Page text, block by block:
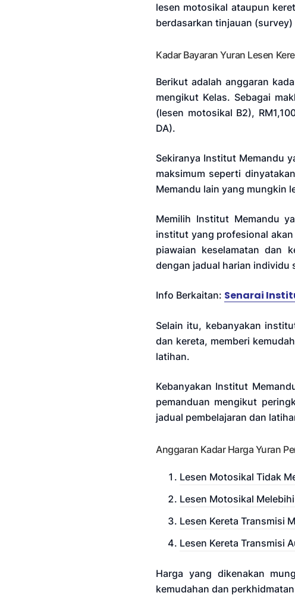
lesen motosikal ataupun
berdasarkan tinjauan
Kadar Bayaran Yuran Lesen
Berikut adalah anggaran
mengikut Kelas. Sebagai
(lesen motosikal B2),
DA).
Sekiranya Institut Memandu
maksimum seperti
Memandu lain yang mungkin
Memilih Institut Memandu
institut yang profesional
piawaian keselamatan dan
dengan jadual harian individu
Info Berkaitan: Senarai
Selain itu, kebanyakan
dan kereta, memberi
latihan.
Kebanyakan Institut
pemanduan mengikut
jadual pembelajaran dan
Anggaran Kadar Harga Yuran
Lesen Motosikal Tidak
Lesen Motosikal
Lesen Kereta Transmisi
Lesen Kereta Transmisi
Harga yang dikenakan
kemudahan dan